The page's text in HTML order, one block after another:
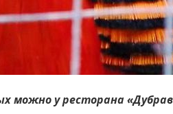
можно у ресторана